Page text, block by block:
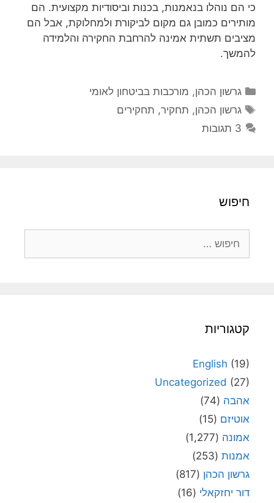
כי הם נוהלו בנאמנות, בכנות וביסודיות מקצועית. הם
מותירים כמובן גם מקום לביקורת ולמחלוקת, אבל הם
מציבים תשתית אמינה להרחבת החקירה והלמידה
להמשך.
קטגוריות
גרשון הכהן, מורכבות בביטחון לאומי
תגיות
גרשון הכהן, תחקיר, תחקירים
3 תגובות
חיפוש
קטגוריות
English (19)
Uncategorized (27)
אהבה (74)
אוטיזם (15)
אמונה (1,277)
אמנות (253)
גרשון הכהן (817)
דור יחזקאלי (16)